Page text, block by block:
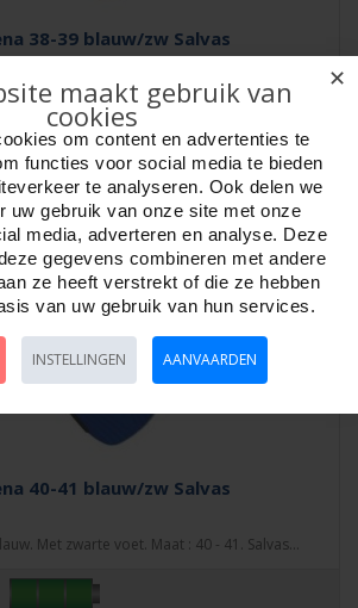
38-39 blauw/zw Salvas
Met zwarte voet. Maat : 38 - 39. Salvas...
40-41 blauw/zw Salvas
Met zwarte voet. Maat : 40 - 41. Salvas...
✕
maakt gebruik van
cookies
om content en advertenties te
functies voor social media te bieden
te analyseren. Ook delen we
uw gebruik van onze site met onze
media, adverteren en analyse. Deze
gegevens combineren met andere
ze heeft verstrekt of die ze hebben
van uw gebruik van hun services.
INSTELLINGEN AANVAARDEN